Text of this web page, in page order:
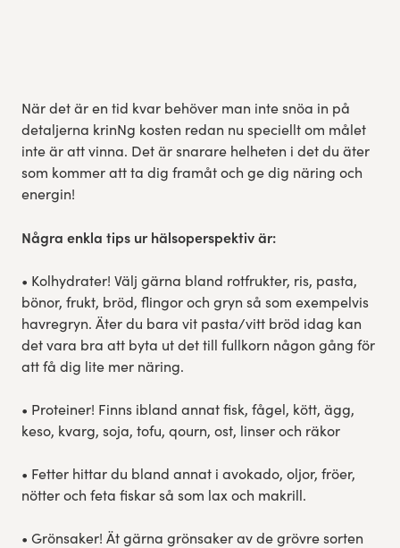
När det är en tid kvar behöver man inte snöa in på
detaljerna krinNg kosten redan nu speciellt om målet
inte är att vinna. Det är snarare helheten i det du äter
som kommer att ta dig framåt och ge dig näring och
energin!
Några enkla tips ur hälsoperspektiv är:
• Kolhydrater! Välj gärna bland rotfrukter, ris, pasta,
bönor, frukt, bröd, flingor och gryn så som exempelvis
havregryn. Äter du bara vit pasta/vitt bröd idag kan
det vara bra att byta ut det till fullkorn någon gång för
att få dig lite mer näring.
• Proteiner! Finns ibland annat fisk, fågel, kött, ägg,
keso, kvarg, soja, tofu, qourn, ost, linser och räkor
• Fetter hittar du bland annat i avokado, oljor, fröer,
nötter och feta fiskar så som lax och makrill.
• Grönsaker! Ät gärna grönsaker av de grövre sorten